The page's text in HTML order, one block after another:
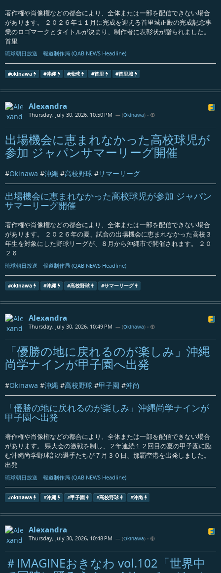
著作権や肖像権などの都合により、全体または一部を配信できない場合
があります。 ２０２６年１１月に完成を迎える首里城正殿の完成記念事
業のロゴマークとタイトルが決まり、制作者に表彰状が贈られました。
首里
琉球朝日放送 報道制作局 (QAB NEWS Headline)
#okinawa #沖縄 #琉球 #首里 #首里城
Alexandra
Thursday, July 30, 2026, 10:50 PM — (Okinawa) •
出場機会に恵まれなかった高校球児が
参加 ジャパンサマーリーグ開催
#Okinawa #沖縄 #高校野球 #サマーリーグ
出場機会に恵まれなかった高校球児が参加 ジャパン
サマーリーグ開催
著作権や肖像権などの都合により、全体または一部を配信できない場合
があります。 ２０２６年の夏、試合の出場機会に恵まれなかった高校３
年生を対象にした野球リーグが、８月から沖縄市で開催されます。 ２０
２６
琉球朝日放送 報道制作局 (QAB NEWS Headline)
#okinawa #沖縄 #高校野球 #サマーリーグ
Alexandra
Thursday, July 30, 2026, 10:49 PM — (Okinawa) •
「優勝の地に戻れるのが楽しみ」沖縄
尚学ナインが甲子園へ出発
#Okinawa #沖縄 #高校野球 #甲子園 #沖尚
「優勝の地に戻れるのが楽しみ」沖縄尚学ナインが
甲子園へ出発
著作権や肖像権などの都合により、全体または一部を配信できない場合
があります。 県大会の激戦を制し、２年連続１２回目の夏の甲子園に臨
む沖縄尚学野球部の選手たちが７月３０日、那覇空港を出発しました。
出発
琉球朝日放送 報道制作局 (QAB NEWS Headline)
#okinawa #沖縄 #甲子園 #高校野球 #沖尚
Alexandra
Thursday, July 30, 2026, 10:48 PM — (Okinawa) •
＃IMAGINEおきなわ vol.102「世界中